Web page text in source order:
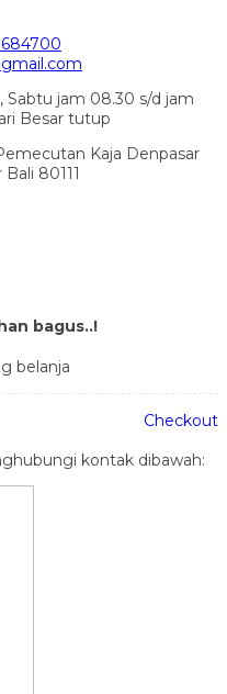
Sabtu jam 08.30 s/d jam
Besar tutup
Kaja Denpasar
80111
bagus..!
belanja
Checkout
kontak dibawah: